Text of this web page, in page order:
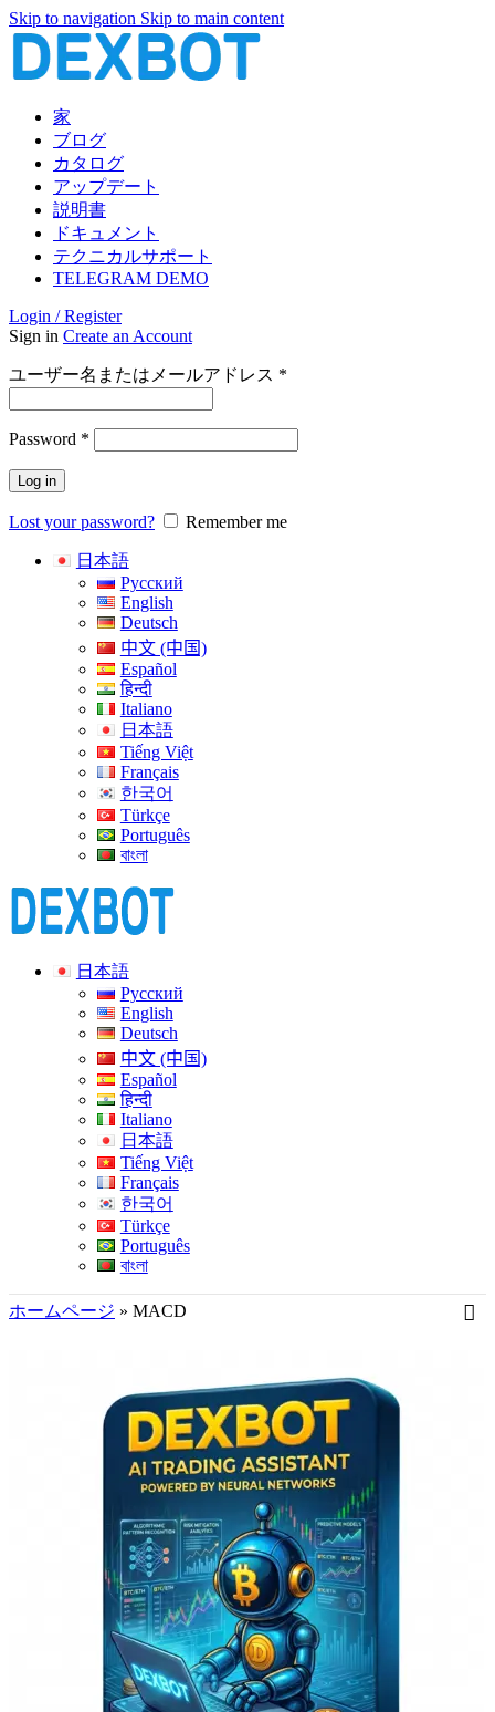
Skip to navigation Skip to main content
家
ブログ
カタログ
アップデート
説明書
ドキュメント
テクニカルサポート
TELEGRAM DEMO
Login / Register
Sign in Create an Account
ユーザー名またはメールアドレス *
Password *
Log in
Lost your password? Remember me
日本語
Русский
English
Deutsch
中文 (中国)
Español
हिन्दी
Italiano
日本語
Tiếng Việt
Français
한국어
Türkçe
Português
বাংলা
日本語
Русский
English
Deutsch
中文 (中国)
Español
हिन्दी
Italiano
日本語
Tiếng Việt
Français
한국어
Türkçe
Português
বাংলা
ホームページ » MACD